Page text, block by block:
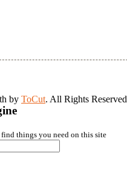
by ToCut. All Rights Reserved
things you need on this site